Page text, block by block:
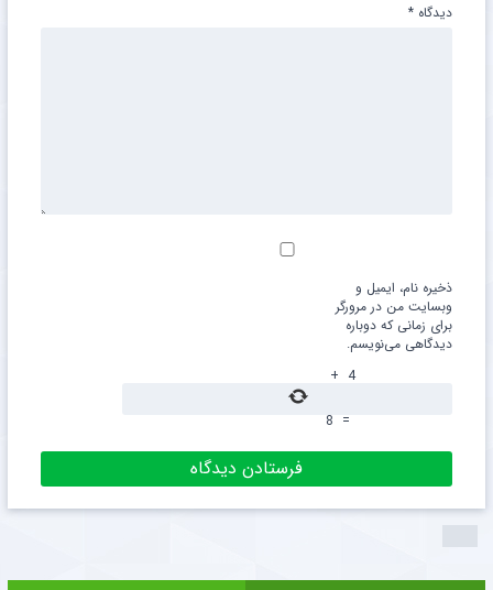
دیدگاه *
ذخیره نام، ایمیل و
وبسایت من در مرورگر
برای زمانی که دوباره
دیدگاهی می‌نویسم.
4
+
=
8